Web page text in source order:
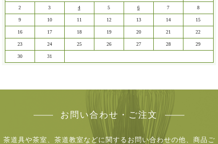
2 3 4 5 6 7 8
9 10 11 12 13 14 15
16 17 18 19 20 21 22
23 24 25 26 27 28 29
30 31
お問い合わせ・ご注文
茶道具や茶室、茶道教室などに関するお問い合わせの他、商品ご